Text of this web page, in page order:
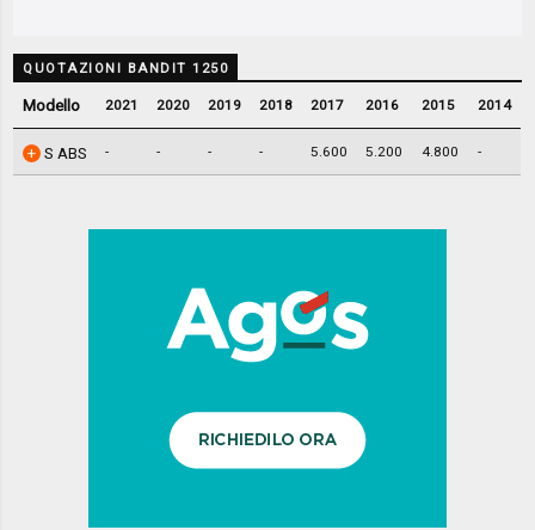
QUOTAZIONI BANDIT 1250
Modello 2021 2020 2019 2018 2017 2016 2015 2014
S ABS - - - - 5.600 5.200 4.800 -